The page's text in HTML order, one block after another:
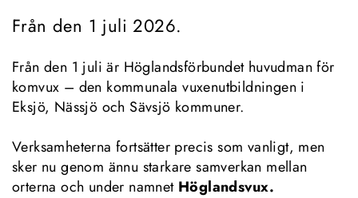
Från den 1 juli 2026.
Från den 1 juli är Höglandsförbundet huvudman för
komvux – den kommunala vuxen­utbildningen i
Eksjö, Nässjö och Sävsjö kommuner.
Verksamheterna fortsätter precis som vanligt, men
sker nu genom ännu starkare samverkan mellan
orterna och under namnet Höglandsvux.